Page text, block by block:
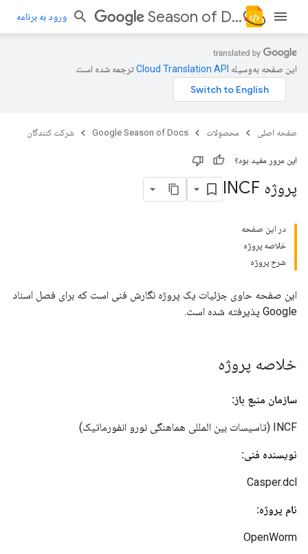
Season of Docs ورود به برنامه
این صفحه به‌وسیله ترجمه شده است.
صفحه اصلی محصولات Google Season of Docs شركت كنندگان
این مرور مفید بود؟
پروژه INCF
در این صفحه
خلاصه پروژه
شرح پروژه
این صفحه حاوی جزئیات یک پروژه نگارش فنی است که برای فصل اسناد
Google پذیرفته شده است.
خلاصه پروژه
سازمان منبع باز:
INCF (تاسیسات بین المللی هماهنگی نورو انفورماتیک)
نویسنده فنی:
Casper.dcl
نام پروژه:
OpenWorm